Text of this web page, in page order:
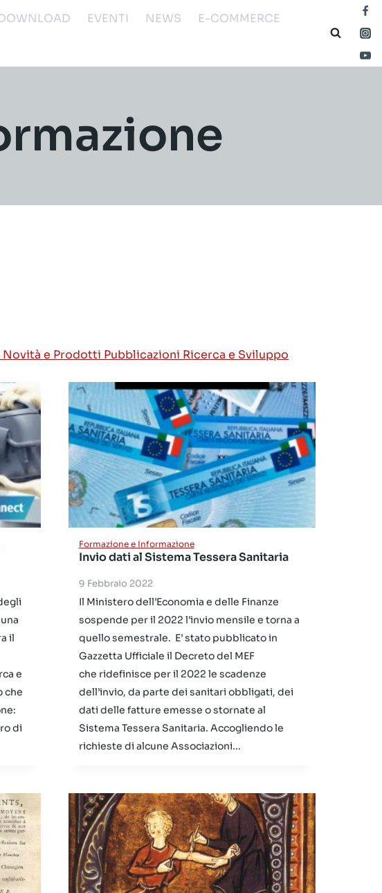
EVENTI NEWS
E-COMMERCE
Novità e Prodotti Pubblicazioni Ricerca e Sviluppo
il
e
che
di
Formazione e Informazione
Invio dati al Sistema Tessera Sanitaria
9 Febbraio 2022
Il Ministero dell’Economia e delle Finanze
sospende per il 2022 l’invio mensile e torna a
quello semestrale. E’ stato pubblicato in
Gazzetta Ufficiale il Decreto del MEF
che ridefinisce per il 2022 le scadenze
dell’invio, da parte dei sanitari obbligati, dei
dati delle fatture emesse o stornate al
Sistema Tessera Sanitaria. Accogliendo le
richieste di alcune Associazioni...